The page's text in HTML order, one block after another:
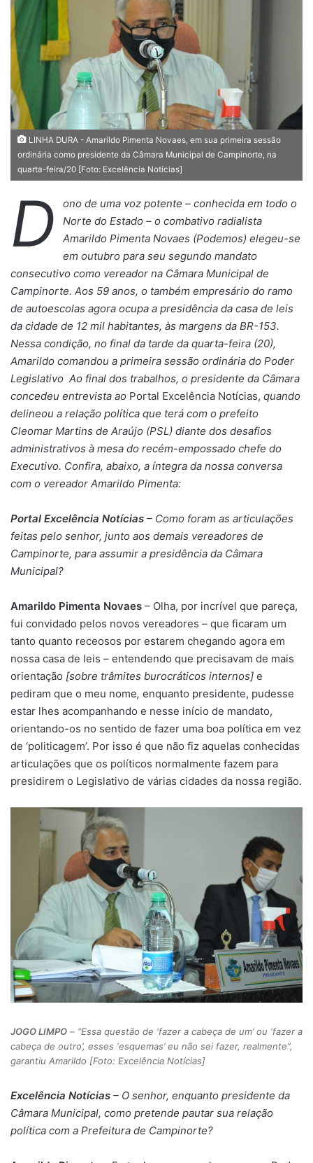
-
a
LINHA DURA - Amarildo Pimenta Novaes, em sua primeira sessão
ordinária como presidente da Câmara Municipal de Campinorte, na
quarta-feira/20 [Foto: Excelência Notícias]
D
ono de uma voz potente – conhecida em todo o
Norte do Estado – o combativo radialista
Amarildo Pimenta Novaes (Podemos) elegeu-se
em outubro para seu segundo mandato
consecutivo como vereador na Câmara Municipal de
Campinorte. Aos 59 anos, o também empresário do ramo
de autoescolas agora ocupa a presidência da casa de leis
da cidade de 12 mil habitantes, às margens da BR-153.
Nessa condição, no final da tarde da quarta-feira (20),
Amarildo comandou a primeira sessão ordinária do Poder
Legislativo Ao final dos trabalhos, o presidente da Câmara
concedeu entrevista ao Portal Excelência Notícias, quando
delineou a relação política que terá com o prefeito
Cleomar Martins de Araújo (PSL) diante dos desafios
administrativos à mesa do recém-empossado chefe do
Executivo. Confira, abaixo, a íntegra da nossa conversa
com o vereador Amarildo Pimenta:
Portal Excelência Notícias – Como foram as articulações
feitas pelo senhor, junto aos demais vereadores de
Campinorte, para assumir a presidência da Câmara
Municipal?
Amarildo Pimenta Novaes – Olha, por incrível que pareça,
fui convidado pelos novos vereadores – que ficaram um
tanto quanto receosos por estarem chegando agora em
nossa casa de leis – entendendo que precisavam de mais
orientação [sobre trâmites burocráticos internos] e
pediram que o meu nome, enquanto presidente, pudesse
estar lhes acompanhando e nesse início de mandato,
orientando-os no sentido de fazer uma boa política em vez
de ‘politicagem’. Por isso é que não fiz aquelas conhecidas
articulações que os políticos normalmente fazem para
presidirem o Legislativo de várias cidades da nossa região.
JOGO LIMPO – “Essa questão de ‘fazer a cabeça de um’ ou ‘fazer a
cabeça de outro’, esses ‘esquemas’ eu não sei fazer, realmente”,
garantiu Amarildo [Foto: Excelência Notícias]
Excelência Notícias – O senhor, enquanto presidente da
Câmara Municipal, como pretende pautar sua relação
política com a Prefeitura de Campinorte?